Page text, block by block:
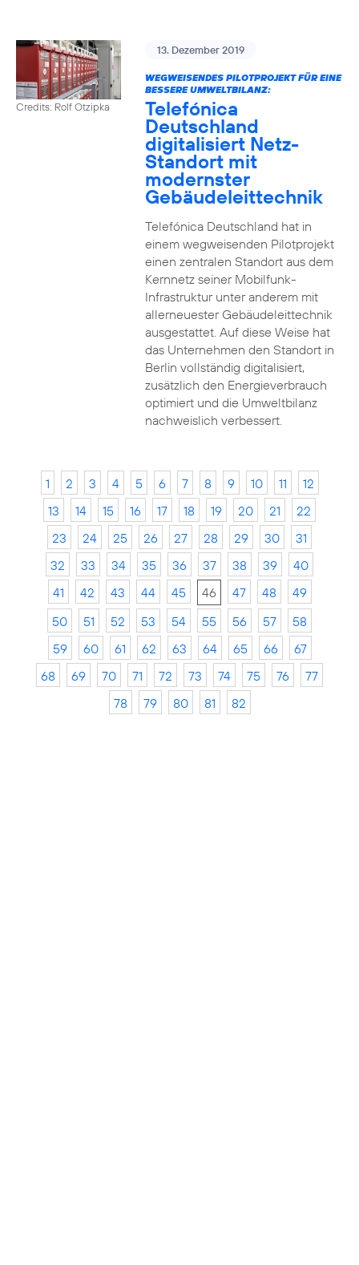
Credits: Rolf Otzipka
13. Dezember 2019
WEGWEISENDES PILOTPROJEKT FÜR EINE
BESSERE UMWELTBILANZ:
Telefónica
Deutschland
digitalisiert Netz-
Standort mit
modernster
Gebäudeleittechnik
Telefónica Deutschland hat in
einem wegweisenden Pilotprojekt
einen zentralen Standort aus dem
Kernnetz seiner Mobilfunk-
Infrastruktur unter anderem mit
allerneuester Gebäudeleittechnik
ausgestattet. Auf diese Weise hat
das Unternehmen den Standort in
Berlin vollständig digitalisiert,
zusätzlich den Energieverbrauch
optimiert und die Umweltbilanz
nachweislich verbessert.
1 2 3 4 5 6 7 8 9 10 11
12
13
14 15 16 17 18 19 20 21
22
23
24 25 26 27 28 29 30
31
32
33 34 35 36 37 38 39
40
41
42 43 44 45 46 47 48
49
50
51 52 53 54 55 56 57
58
59
60 61 62 63 64 65 66
67
68
69 70 71 72 73 74 75 76
77
78
79 80 81 82